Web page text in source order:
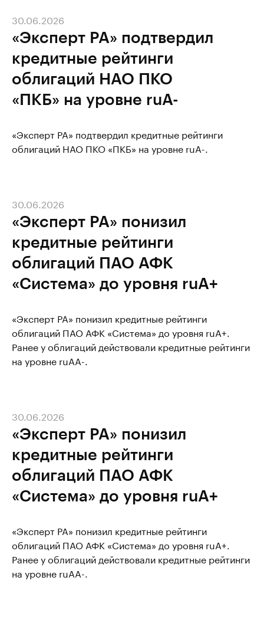
«Эксперт РА» подтвердил
кредитные рейтинги
облигаций НАО ПКО
«ПКБ» на уровне ruA-
30.06.2026
«Эксперт РА» подтвердил кредитные рейтинги
облигаций НАО ПКО «ПКБ» на уровне ruA-.
«Эксперт РА» понизил
кредитные рейтинги
облигаций ПАО АФК
«Система» до уровня ruA+
30.06.2026
«Эксперт РА» понизил кредитные рейтинги
облигаций ПАО АФК «Система» до уровня ruA+.
Ранее у облигаций действовали кредитные рейтинги
на уровне ruAA-.
«Эксперт РА» понизил
кредитные рейтинги
облигаций ПАО АФК
«Система» до уровня ruA+
30.06.2026
«Эксперт РА» понизил кредитные рейтинги
облигаций ПАО АФК «Система» до уровня ruA+.
Ранее у облигаций действовали кредитные рейтинги
на уровне ruAA-.